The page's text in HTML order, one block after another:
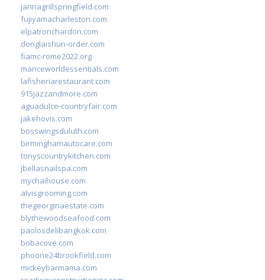
jannagrillspringfield.com
fujiyamacharleston.com
elpatronchardon.com
donglaishun-order.com
fiamc-rome2022.org
mariceworldessentials.com
lafisheriarestaurant.com
915jazzandmore.com
aguadulce-countryfair.com
jakehovis.com
bosswingsduluth.com
birminghamautocare.com
tonyscountrykitchen.com
jbellasnailspa.com
mychaihouse.com
alvisgrooming.com
thegeorginaestate.com
blythewoodseafood.com
paolosdelibangkok.com
bobacove.com
phoone24brookfield.com
mickeybarmama.com